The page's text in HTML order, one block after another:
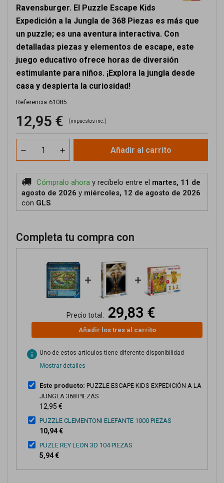
Ravensburger. El Puzzle Escape Kids
Expedición a la Jungla de 368 Piezas es más que
un puzzle; es una aventura interactiva. Con
detalladas piezas y elementos de escape, este
juego educativo ofrece horas de diversión
estimulante para niños. ¡Explora la jungla desde
casa y despierta la curiosidad!
Referencia 61085
12,95 € (impuestos inc.)
Añadir al carrito
Cómpralo ahora y recíbelo entre el martes, 11 de
agosto de 2026 y miércoles, 12 de agosto de 2026
con GLS
Completa tu compra con
+ +
Precio total: 29,83 €
Añadir los tres al carrito
info Uno de estos artículos tiene diferente disponibilidad
Mostrar detalles
Este producto: PUZZLE ESCAPE KIDS EXPEDICIÓN A LA
JUNGLA 368 PIEZAS
12,95 €
PUZZLE CLEMENTONI ELEFANTE 1000 PIEZAS
10,94 €
PUZLE REY LEON 3D 104 PIEZAS
5,94 €